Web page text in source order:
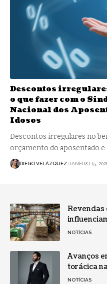
Descontos
o que fazer com o
Nacional dos
Idosos
Descontos irregulares no
orçamento do aposentado e
DIEGO VELÁZQUEZ JANEIRO 15,
Revendas
NOTÍCIAS
Avanços
torácica
NOTÍCIAS